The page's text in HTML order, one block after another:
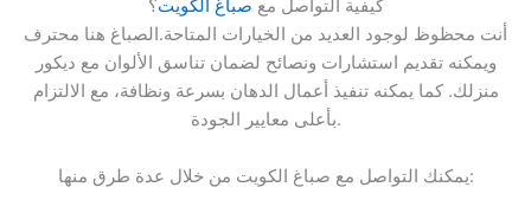
كيفية التواصل مع صباغ الكويت؟
أنت محظوظ لوجود العديد من الخيارات المتاحة.الصباغ هنا محترف
ويمكنه تقديم استشارات ونصائح لضمان تناسق الألوان مع ديكور
منزلك. كما يمكنه تنفيذ أعمال الدهان بسرعة ونظافة، مع الالتزام
بأعلى معايير الجودة.
يمكنك التواصل مع صباغ الكويت من خلال عدة طرق منها: